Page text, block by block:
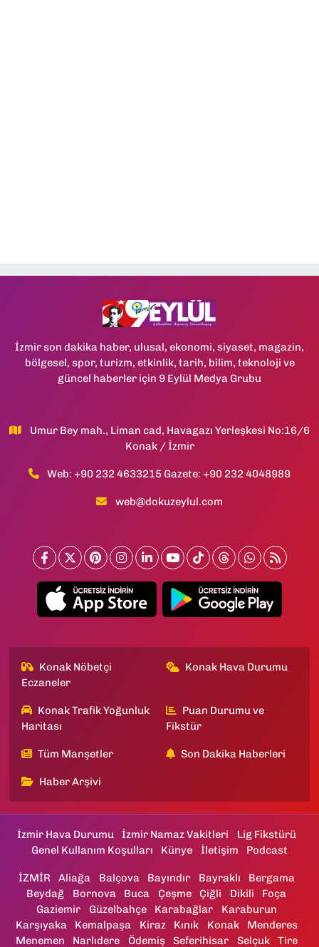
İzmir son dakika haber, ulusal, ekonomi, siyaset, magazin,
bölgesel, spor, turizm, etkinlik, tarih, bilim, teknoloji ve
güncel haberler için 9 Eylül Medya Grubu
Umur Bey mah., Liman cad, Havagazı Yerleşkesi No:16/6
Konak / İzmir
Web: +90 232 4633215 Gazete: +90 232 4048989
web@dokuzeylul.com
Konak Nöbetçi
Eczaneler
Konak Hava Durumu
Konak Trafik Yoğunluk
Haritası
Puan Durumu ve
Fikstür
Tüm Manşetler Son Dakika Haberleri
Haber Arşivi
İzmir Hava Durumu İzmir Namaz Vakitleri
Lig Fikstürü
Genel Kullanım Koşulları
Künye İletişim Podcast
İZMİR Aliağa Balçova Bayındır Bayraklı
Bergama
Beydağ
Bornova Buca Çeşme Çiğli Dikili
Foça
Gaziemir
Güzelbahçe Karabağlar
Karaburun
Karşıyaka
Kemalpaşa Kiraz Kınık Konak
Menderes
Menemen
Narlıdere Ödemiş Seferihisar Selçuk Tire